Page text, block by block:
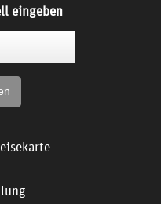
eingeben